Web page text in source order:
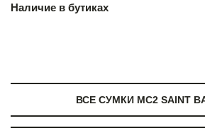
Наличие в бутиках
ВСЕ СУМКИ MC2 SAINT